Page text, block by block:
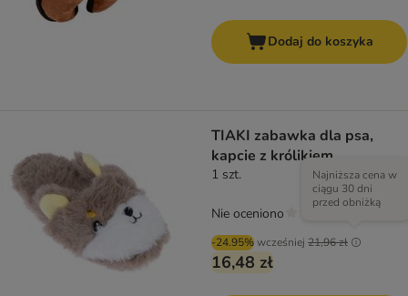
Dodaj do koszyka
TIAKI zabawka dla psa,
kapcie z królikiem
1 szt.
-24.95%wcześniej 21,96 zł
Najniższa cena w
ciągu 30 dni
przed obniżką
16,48 zł
Nie oceniono